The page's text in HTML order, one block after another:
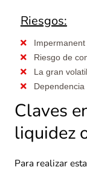
Riesgos:
Impermanent
Riesgo de
La gran
Claves
liquidez
Para realizar